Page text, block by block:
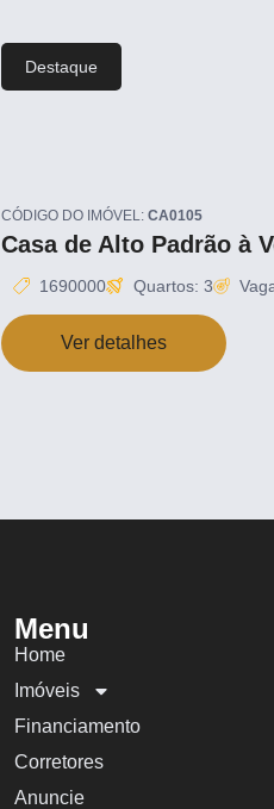
Destaque
CÓDIGO DO IMÓVEL: CA0105
Casa de Alto Padrão à
1690000 Quartos: 3
Ver detalhes
Menu
Home
Imóveis
Financiamento
Corretores
Anuncie